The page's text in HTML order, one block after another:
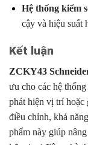
Hệ thống kiểm
cậy và hiệu suất
Kết luận
ZCKY43
ưu cho các hệ
phát hiện vị trí hoặc
điều chỉnh, khả
phẩm này giúp